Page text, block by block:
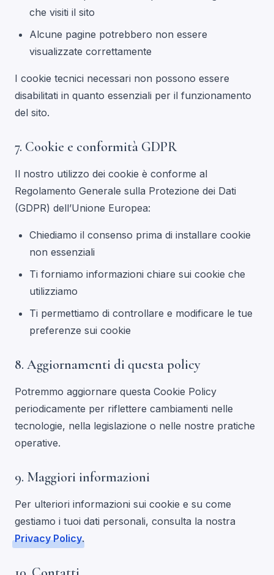
che visiti il sito
Alcune pagine potrebbero non essere
visualizzate correttamente
I cookie tecnici necessari non possono essere
disabilitati in quanto essenziali per il funzionamento
del sito.
7. Cookie e conformità GDPR
Il nostro utilizzo dei cookie è conforme al
Regolamento Generale sulla Protezione dei Dati
(GDPR) dell’Unione Europea:
Chiediamo il consenso prima di installare cookie
non essenziali
Ti forniamo informazioni chiare sui cookie che
utilizziamo
Ti permettiamo di controllare e modificare le tue
preferenze sui cookie
8. Aggiornamenti di questa policy
Potremmo aggiornare questa Cookie Policy
periodicamente per riflettere cambiamenti nelle
tecnologie, nella legislazione o nelle nostre pratiche
operative.
9. Maggiori informazioni
Per ulteriori informazioni sui cookie e su come
gestiamo i tuoi dati personali, consulta la nostra
Privacy Policy.